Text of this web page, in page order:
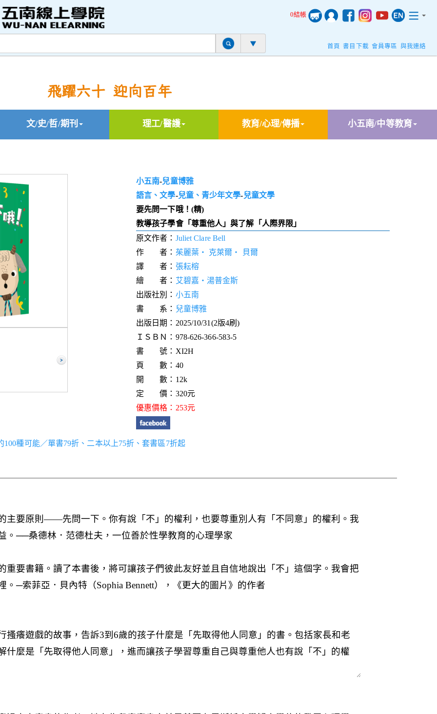
0結帳
首頁 書目下載 會員專區 與我連絡
飛躍六十 迎向百年
文/史/哲/期刊 理工/醫護 教育/心理/傳播 小五南/中等教育
小五南-兒童博雅
語言、文學-兒童、青少年文學-兒童文學
要先問一下哦！(精)
教導孩子學會「尊重他人」與了解「人際界限」
原文作者： Juliet Clare Bell
作 者： 茱麗葉‧ 克萊爾‧ 貝爾
譯 者： 張耘榕
繪 者： 艾碧嘉‧湯普金斯
出版社別： 小五南
書 系： 兒童博雅
出版日期：2025/10/31(2版4刷)
ＩＳＢＮ：978-626-366-583-5
書 號：XI2H
頁 數：40
開 數：12k
定 價：320元
優惠價格：253元
100種可能／單書79折、二本以上75折、套書區7折起